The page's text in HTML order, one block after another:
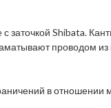
заточкой Shibata.
проводом
в отношении